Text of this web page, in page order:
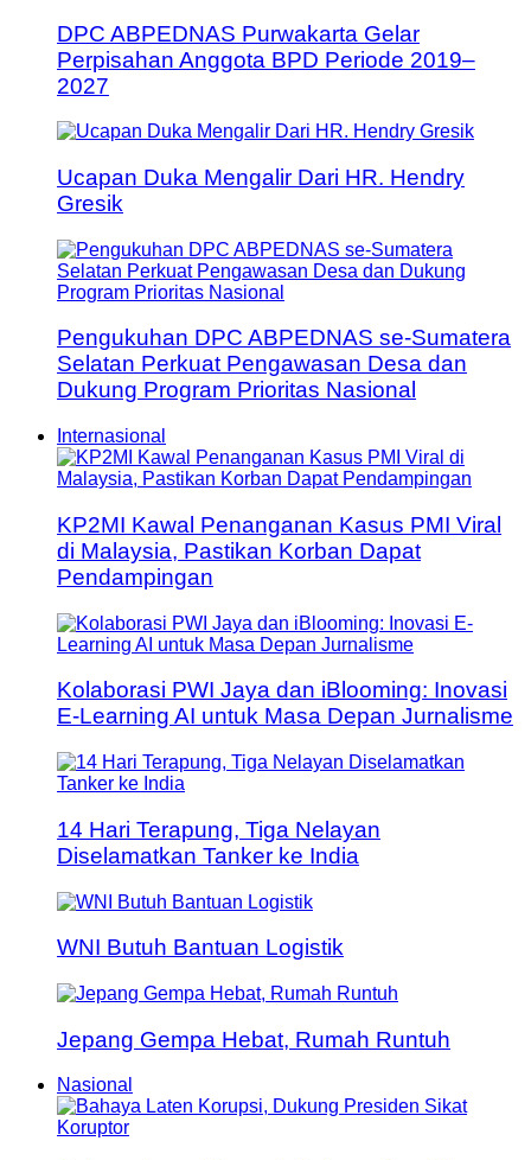
DPC ABPEDNAS Purwakarta Gelar
Perpisahan Anggota BPD Periode 2019–
2027
Ucapan Duka Mengalir Dari HR. Hendry
Gresik
Pengukuhan DPC ABPEDNAS se-Sumatera
Selatan Perkuat Pengawasan Desa dan
Dukung Program Prioritas Nasional
Internasional
KP2MI Kawal Penanganan Kasus PMI Viral
di Malaysia, Pastikan Korban Dapat
Pendampingan
Kolaborasi PWI Jaya dan iBlooming: Inovasi
E-Learning AI untuk Masa Depan Jurnalisme
14 Hari Terapung, Tiga Nelayan
Diselamatkan Tanker ke India
WNI Butuh Bantuan Logistik
Jepang Gempa Hebat, Rumah Runtuh
Nasional